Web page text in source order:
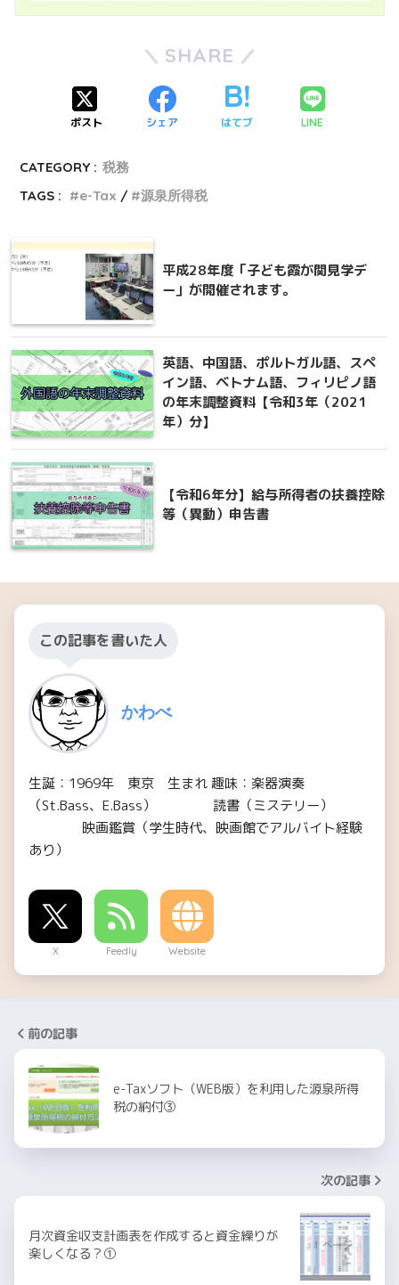
SHARE
ポスト シェア はてブ LINE
CATEGORY : 税務
TAGS :
e-Tax 源泉所得税
平成28年度「子ども霞が関見学デ
ー」が開催されます。
英語、中国語、ポルトガル語、スペ
イン語、ベトナム語、フィリピノ語
の年末調整資料【令和3年（2021
年）分】
【令和6年分】給与所得者の扶養控除
等（異動）申告書
この記事を書いた人
かわべ
生誕：1969年 東京 生まれ 趣味：楽器演奏
（St.Bass、E.Bass） 読書（ミステリー）
映画鑑賞（学生時代、映画館でアルバイト経験
あり）
X Feedly Website
前の記事
e-Taxソフト（WEB版）を利用した源泉所得
税の納付③
次の記事
月次資金収支計画表を作成すると資金繰りが
楽しくなる？①